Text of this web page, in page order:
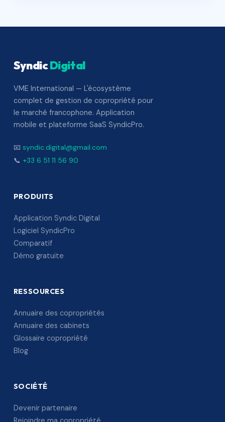
SyndicDigital
VME International — L'écosystème
complet de gestion de copropriété pour
le marché francophone. Application
mobile et plateforme SaaS SyndicPro.
📧 syndic.digital@gmail.com
📞 +33 6 51 11 56 90
PRODUITS
Application Syndic Digital
Logiciel SyndicPro
Comparatif
Démo gratuite
RESSOURCES
Annuaire des copropriétés
Annuaire des cabinets
Glossaire copropriété
Blog
SOCIÉTÉ
Devenir partenaire